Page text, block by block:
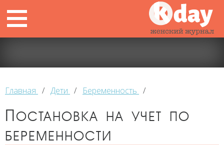
Главная / Дети / Беременность /
Постановка на учет по
беременности